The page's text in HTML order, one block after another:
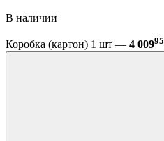
В наличии
Коробка (картон) 1 шт — 4 00995